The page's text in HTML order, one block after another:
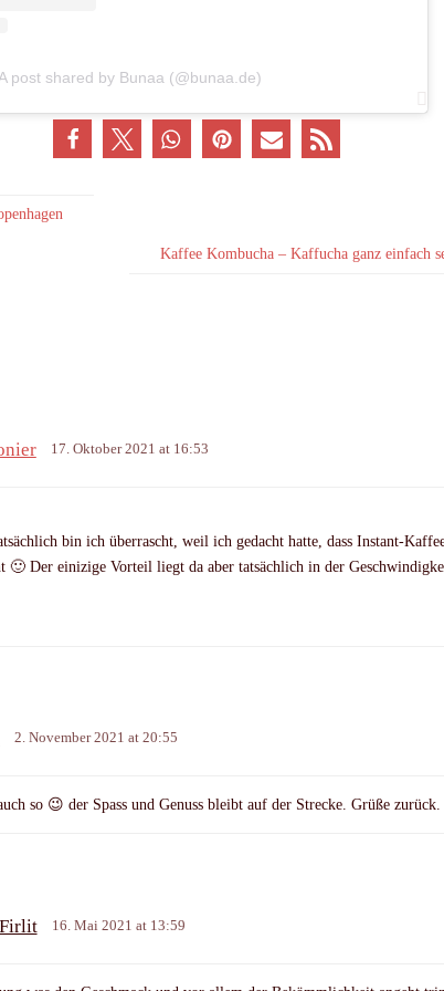
A post shared by Bunaa (@bunaa.de)
Kaffee Kombucha – Kaffucha ganz einfach
17. Oktober 2021 at 16:53
bin ich überrascht, weil ich gedacht hatte, dass Instant-
🙂 Der einizige Vorteil liegt da aber tatsächlich in der
2. November 2021 at 20:55
so 😉 der Spass und Genuss bleibt auf der Strecke. Grüße
16. Mai 2021 at 13:59